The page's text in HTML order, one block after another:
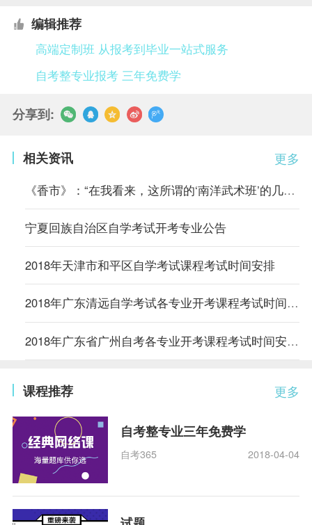
编辑推荐
高端定制班 从报考到毕业一站式服务
自考整专业报考 三年免费学
分享到:
更多
相关资讯
《香市》：“在我看来，这所谓的‘南洋武术班’的几套把式比起从前
宁夏回族自治区自学考试开考专业公告
2018年天津市和平区自学考试课程考试时间安排
2018年广东清远自学考试各专业开考课程考试时间安排的通知
2018年广东省广州自考各专业开考课程考试时间安排的通知
更多
课程推荐
自考整专业三年免费学
自考365 2018-04-04